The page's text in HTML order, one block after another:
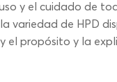
y el cuidado de
variedad de HPD
el propósito y la